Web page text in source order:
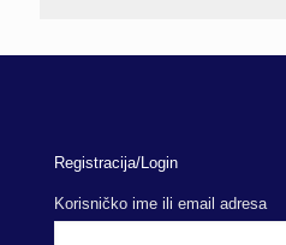
Registracija/Login
Korisničko ime ili email adresa